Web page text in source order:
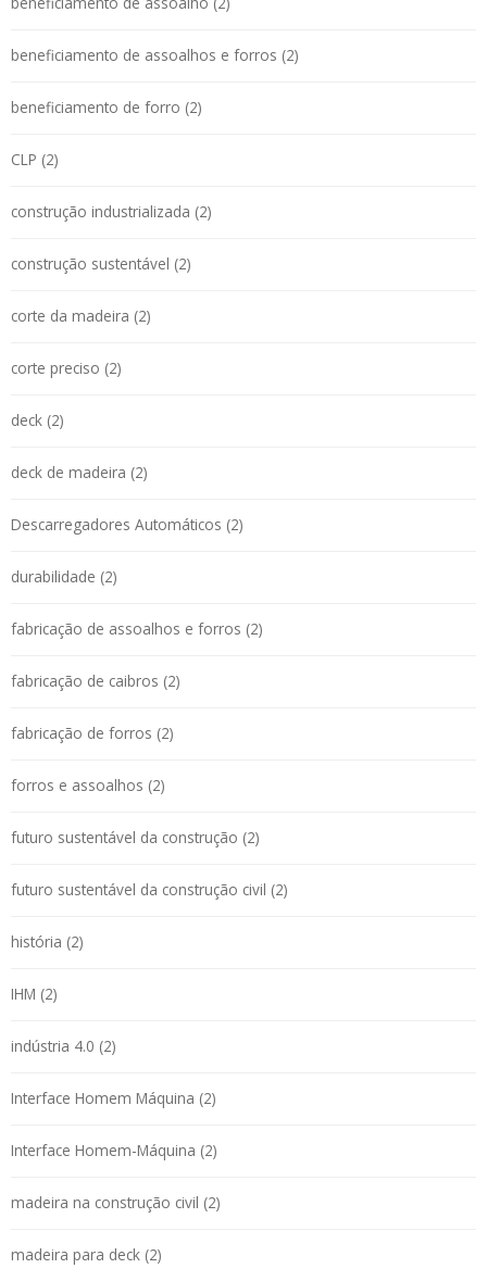
beneficiamento de assoalhos e forros (2)
beneficiamento de forro (2)
CLP (2)
construção industrializada (2)
construção sustentável (2)
corte da madeira (2)
corte preciso (2)
deck (2)
deck de madeira (2)
Descarregadores Automáticos (2)
durabilidade (2)
fabricação de assoalhos e forros (2)
fabricação de caibros (2)
fabricação de forros (2)
forros e assoalhos (2)
futuro sustentável da construção (2)
futuro sustentável da construção civil (2)
história (2)
IHM (2)
indústria 4.0 (2)
Interface Homem Máquina (2)
Interface Homem-Máquina (2)
madeira na construção civil (2)
madeira para deck (2)